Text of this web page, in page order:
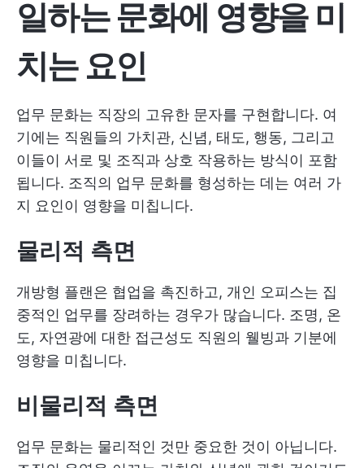
일하는 문화에 영향을 미
치는 요인
업무 문화는 직장의 고유한 문자를 구현합니다. 여
기에는 직원들의 가치관, 신념, 태도, 행동, 그리고
이들이 서로 및 조직과 상호 작용하는 방식이 포함
됩니다. 조직의 업무 문화를 형성하는 데는 여러 가
지 요인이 영향을 미칩니다.
물리적 측면
개방형 플랜은 협업을 촉진하고, 개인 오피스는 집
중적인 업무를 장려하는 경우가 많습니다. 조명, 온
도, 자연광에 대한 접근성도 직원의 웰빙과 기분에
영향을 미칩니다.
비물리적 측면
업무 문화는 물리적인 것만 중요한 것이 아닙니다.